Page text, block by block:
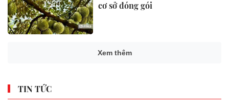
cơ sở đóng gói
Xem thêm
TIN TỨC